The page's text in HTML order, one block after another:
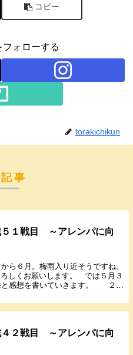
コピー
ォローする
torakichikun
事
１戦目 ～アレンパに向
ら６月。梅雨入り近そうですね。
しくお願いします。 では５月３
と感想を書いていきます。 ２０
２戦目 ～アレンパに向